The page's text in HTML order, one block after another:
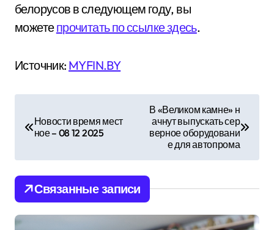
белорусов в следующем году, вы
можетепрочитать по ссылке здесь.
Источник: MYFIN.BY
в
и
г
Новости время мест
ное – 08 12 2025
В «Великом камне» н
ачнут выпускать сер
верное оборудовани
е для автопрома
Связанные записи